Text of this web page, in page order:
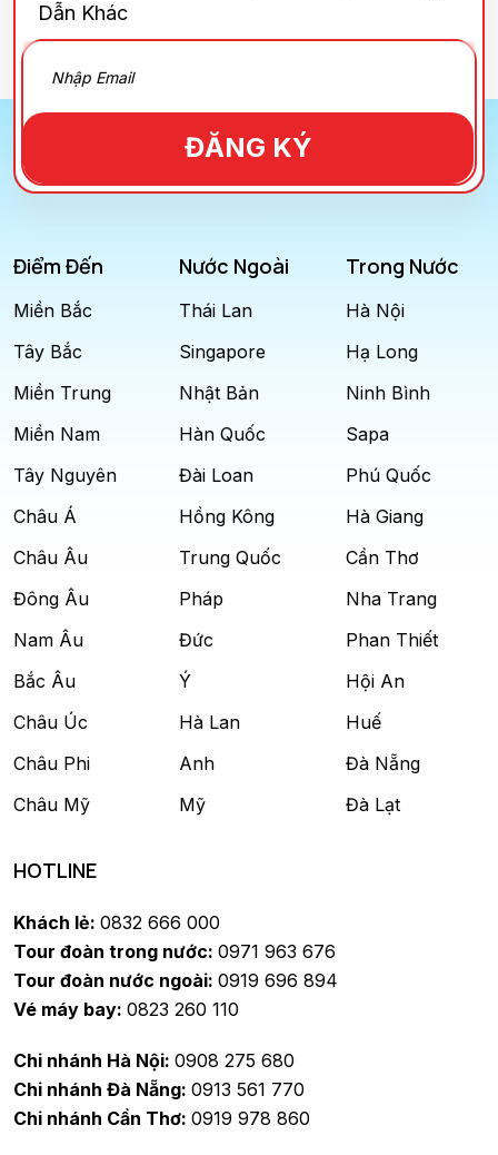
Dẫn Khác
ĐĂNG KÝ
Điểm Đến
Miền Bắc
Tây Bắc
Miền Trung
Miền Nam
Tây Nguyên
Châu Á
Châu Âu
Đông Âu
Nam Âu
Bắc Âu
Châu Úc
Châu Phi
Châu Mỹ
Nước Ngoài
Thái Lan
Singapore
Nhật Bản
Hàn Quốc
Đài Loan
Hồng Kông
Trung Quốc
Pháp
Đức
Ý
Hà Lan
Anh
Mỹ
Trong Nước
Hà Nội
Hạ Long
Ninh Bình
Sapa
Phú Quốc
Hà Giang
Cần Thơ
Nha Trang
Phan Thiết
Hội An
Huế
Đà Nẵng
Đà Lạt
HOTLINE
Khách lẻ: 0832 666 000
Tour đoàn trong nước: 0971 963 676
Tour đoàn nước ngoài: 0919 696 894
Vé máy bay: 0823 260 110
Chi nhánh Hà Nội: 0908 275 680
Chi nhánh Đà Nẵng: 0913 561 770
Chi nhánh Cần Thơ: 0919 978 860